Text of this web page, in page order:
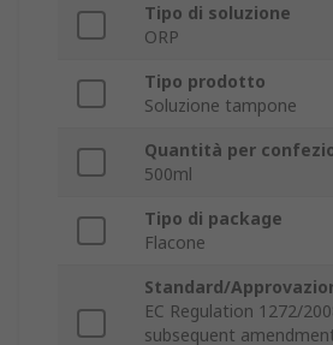
Tipo di soluzione
ORP
Tipo prodotto
Soluzione tampone
Quantità per
500ml
Tipo di package
Flacone
Standard/
EC Regulation 1272/
subsequent